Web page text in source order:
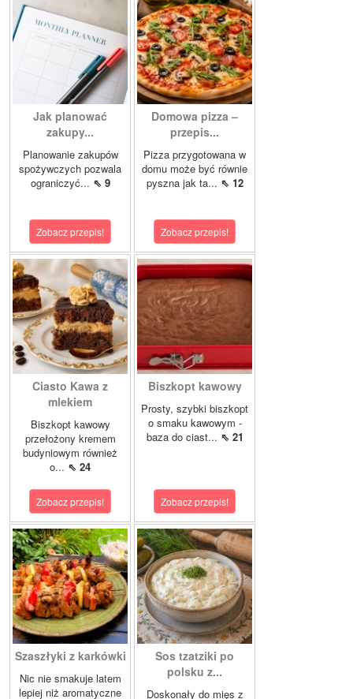
Jak planować
zakupy...
Planowanie zakupów
spożywczych pozwala
ograniczyć... ⇖ 9
Zobacz przepis!
Domowa pizza –
przepis...
Pizza przygotowana w
domu może być równie
pyszna jak ta... ⇖ 12
Zobacz przepis!
Ciasto Kawa z
mlekiem
Biszkopt kawowy
przełożony kremem
budyniowym również
o... ⇖ 24
Zobacz przepis!
Biszkopt kawowy
Prosty, szybki biszkopt
o smaku kawowym -
baza do ciast... ⇖ 21
Zobacz przepis!
Szaszłyki z karkówki
Nic nie smakuje latem
lepiej niż aromatyczne
Sos tzatziki po
polsku z...
Doskonały do mięs z